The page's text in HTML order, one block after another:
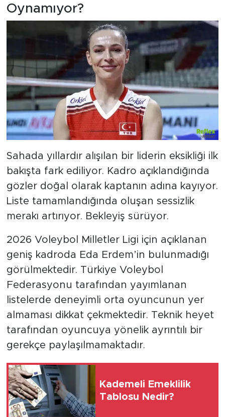
Oynamıyor?
Sahada yıllardır alışılan bir liderin eksikliği ilk
bakışta fark ediliyor. Kadro açıklandığında
gözler doğal olarak kaptanın adına kayıyor.
Liste tamamlandığında oluşan sessizlik
merakı artırıyor. Bekleyiş sürüyor.
2026 Voleybol Milletler Ligi için açıklanan
geniş kadroda Eda Erdem’in bulunmadığı
görülmektedir. Türkiye Voleybol
Federasyonu tarafından yayımlanan
listelerde deneyimli orta oyuncunun yer
almaması dikkat çekmektedir. Teknik heyet
tarafından oyuncuya yönelik ayrıntılı bir
gerekçe paylaşılmamaktadır.
Kademeli Emeklilik
Tablosu Nedir?